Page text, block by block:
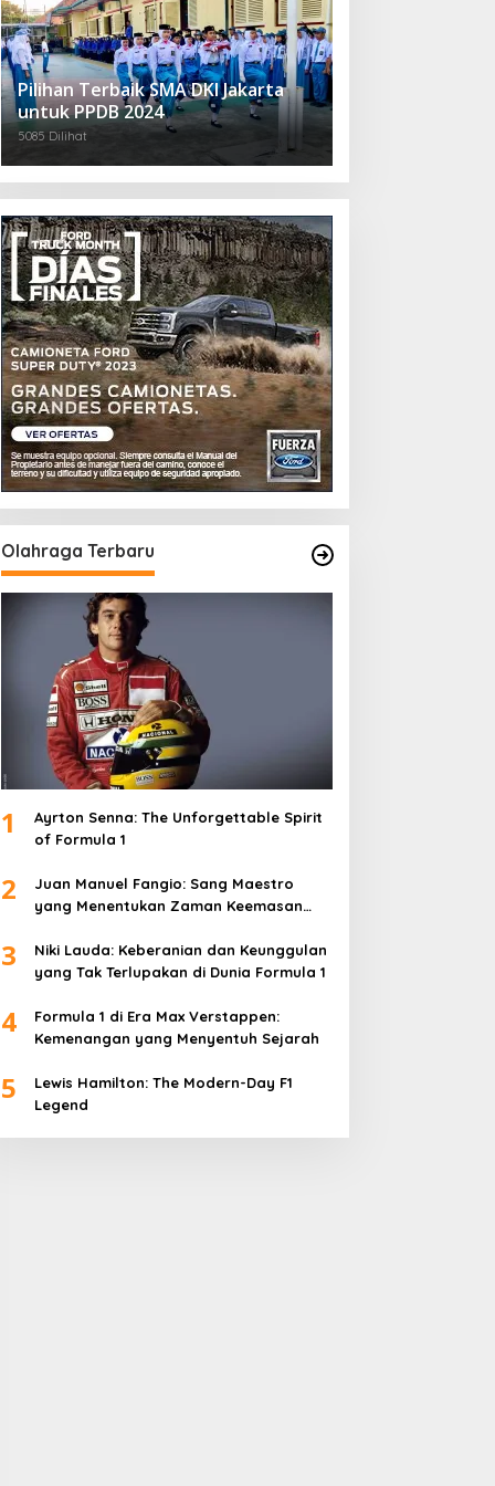
Pilihan Terbaik SMA DKI Jakarta
untuk PPDB 2024
5085 Dilihat
Olahraga Terbaru
1
Ayrton Senna: The Unforgettable Spirit
of Formula 1
2
Juan Manuel Fangio: Sang Maestro
yang Menentukan Zaman Keemasan
3
Niki Lauda: Keberanian dan Keunggulan
yang Tak Terlupakan di Dunia Formula 1
4
Formula 1 di Era Max Verstappen:
Kemenangan yang Menyentuh Sejarah
5
Lewis Hamilton: The Modern-Day F1
Legend